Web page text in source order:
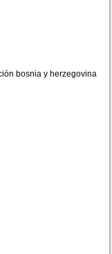
bosnia y herzegovina